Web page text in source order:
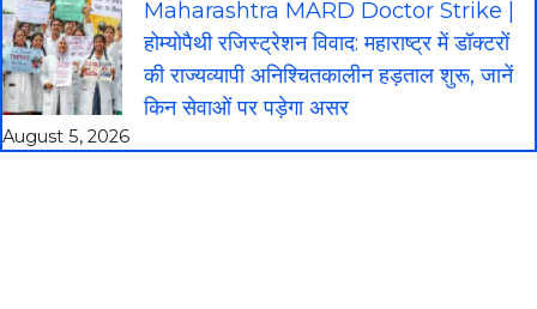
Maharashtra MARD Doctor Strike |
होम्योपैथी रजिस्ट्रेशन विवाद: महाराष्ट्र में डॉक्टरों
की राज्यव्यापी अनिश्चितकालीन हड़ताल शुरू, जानें
किन सेवाओं पर पड़ेगा असर
August 5, 2026